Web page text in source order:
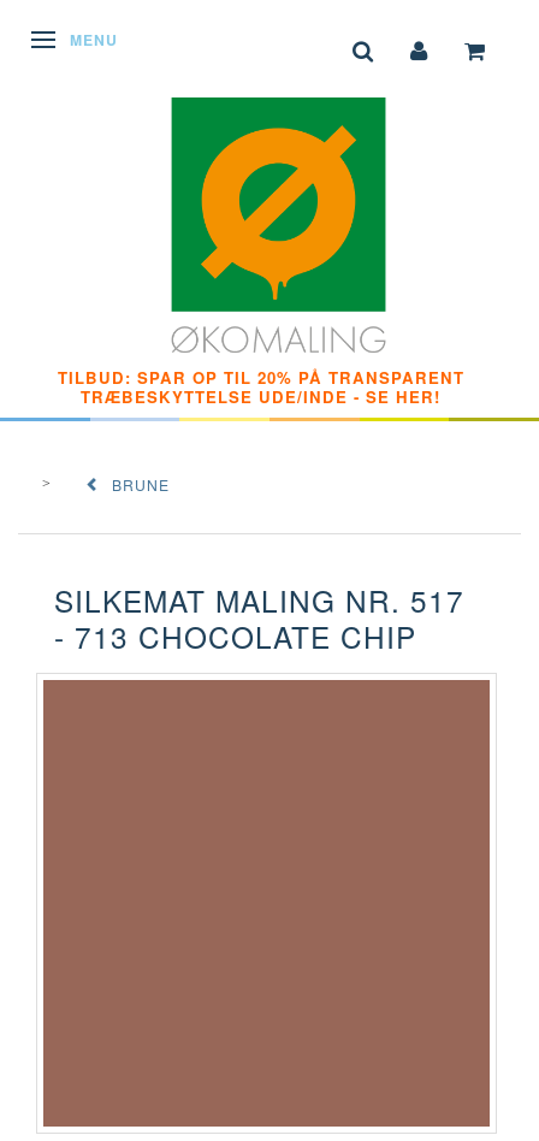
SKIFTE NAVIGATION
MENU
TILBUD: SPAR OP TIL 20% PÅ TRANSPARENT
TRÆBESKYTTELSE UDE/INDE - SE HER!
BRUNE
SILKEMAT MALING NR. 517
- 713 CHOCOLATE CHIP